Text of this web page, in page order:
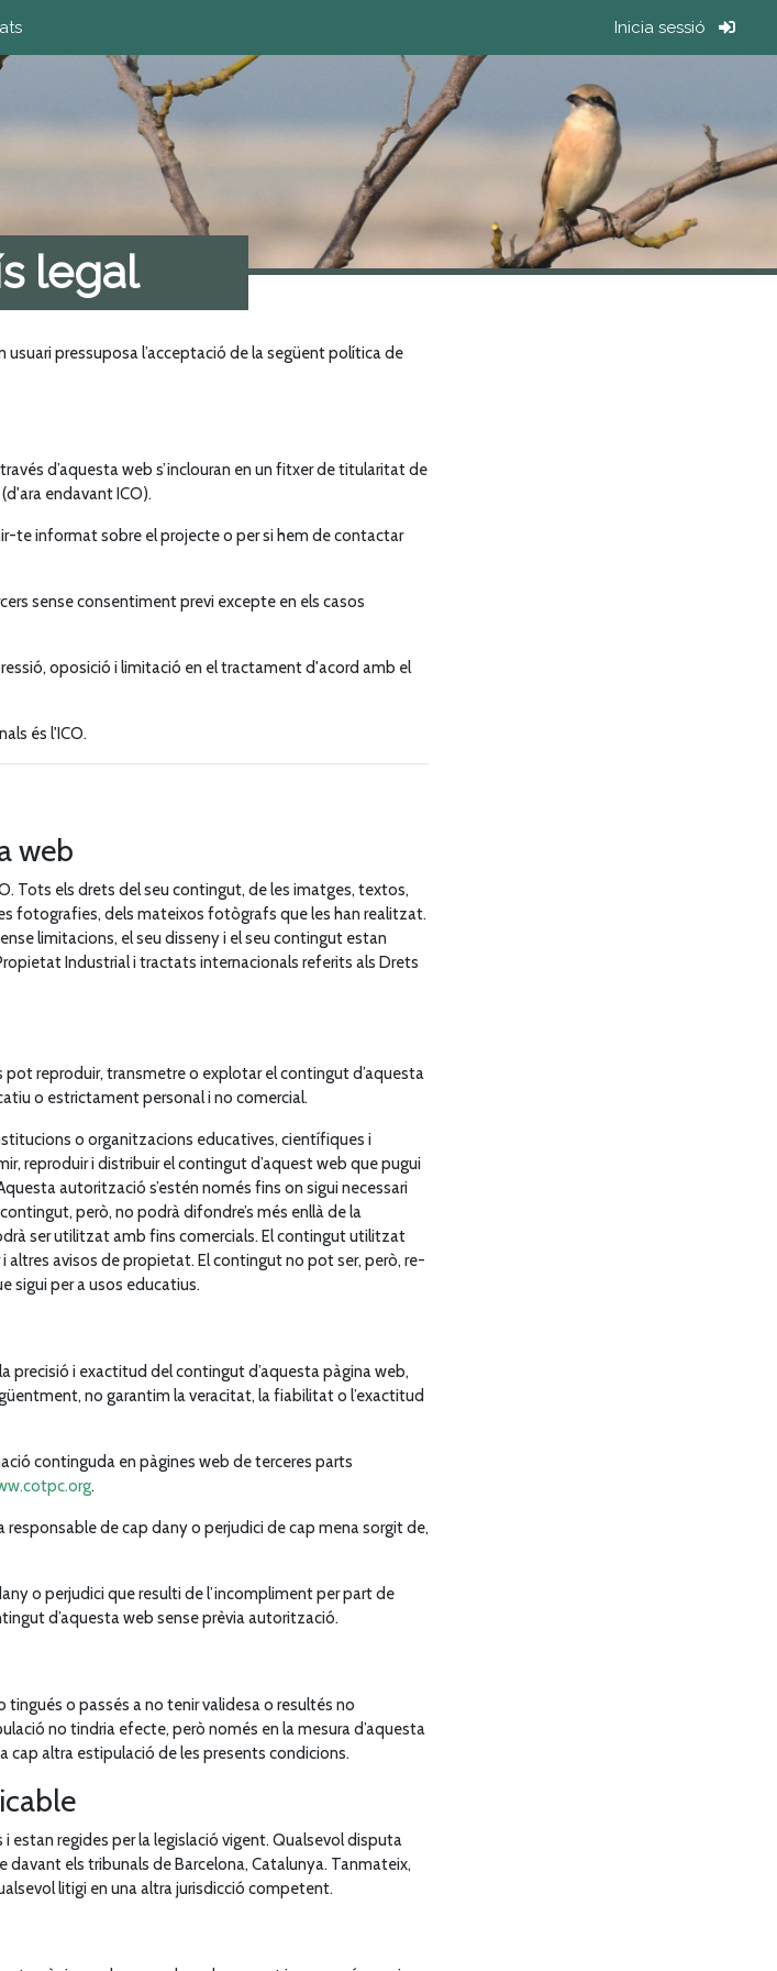
Inicia sessió
legal
pressuposa l’acceptació de la següent política de
d’aquesta web s’inclouran en un fitxer de titularitat de
(d'ara endavant ICO).
te informat sobre el projecte o per si hem de contactar
sense consentiment previ excepte en els casos
oposició i limitació en el tractament d'acord amb el
és l'ICO.
web
Tots els drets del seu contingut, de les imatges, textos,
fotografies, dels mateixos fotògrafs que les han realitzat.
limitacions, el seu disseny i el seu contingut estan
Industrial i tractats internacionals referits als Drets
reproduir, transmetre o explotar el contingut d’aquesta
o estrictament personal i no comercial.
o organitzacions educatives, científiques i
reproduir i distribuir el contingut d’aquest web que pugui
autorització s’estén només fins on sigui necessari
però, no podrà difondre’s més enllà de la
ser utilitzat amb fins comercials. El contingut utilitzat
altres avisos de propietat. El contingut no pot ser, però, re-
sigui per a usos educatius.
precisió i exactitud del contingut d’aquesta pàgina web,
no garantim la veracitat, la fiabilitat o l’exactitud
continguda en pàgines web de terceres parts
.
responsable de cap dany o perjudici de cap mena sorgit de,
o perjudici que resulti de l’incompliment per part de
d’aquesta web sense prèvia autorització.
o passés a no tenir validesa o resultés no
no tindria efecte, però només en la mesura d’aquesta
cap altra estipulació de les presents condicions.
estan regides per la legislació vigent. Qualsevol disputa
davant els tribunals de Barcelona, Catalunya. Tanmateix,
litigi en una altra jurisdicció competent.